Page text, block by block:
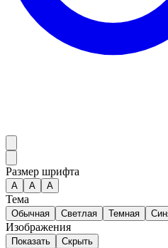
Размер шрифта
А A A
Тема
Обычная Светлая Темная
Изображения
Показать Скрыть